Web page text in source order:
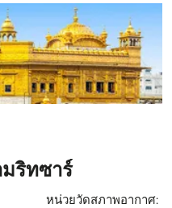
ริทซาร์
หน่วยวัดสภาพอากาศ: